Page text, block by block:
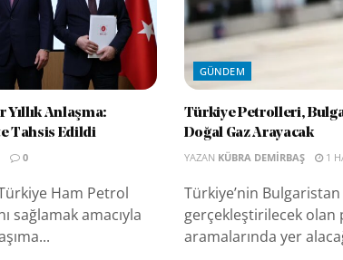
Anlaşma:
Tahsis Edildi
0
Ham Petrol
sağlamak amacıyla
GÜNDEM
Türkiye Petrolleri,
Doğal Gaz Arayacak
YAZAN KÜBRA DEMIRBAŞ 1
Türkiye’nin
gerçekleştirilecek olan
aramalarında yer